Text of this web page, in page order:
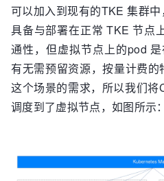
可以加入到现有的TKE 集群
具备与部署在正常 TKE 节点
通性，但虚拟节点上的pod
有无需预留资源，按量计费
这个场景的需求，所以我们
调度到了虚拟节点，如图所示：